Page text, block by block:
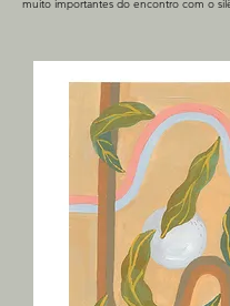
muito importantes do encontro com o